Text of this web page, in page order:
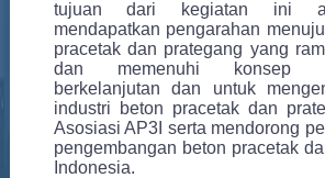
tujuan dari kegiatan ini
mendapatkan pengarahan
pracetak dan prategang yang
dan memenuhi konsep
berkelanjutan dan untuk
industri beton pracetak dan
Asosiasi AP3I serta mendorong
pengembangan beton pracetak
Indonesia.